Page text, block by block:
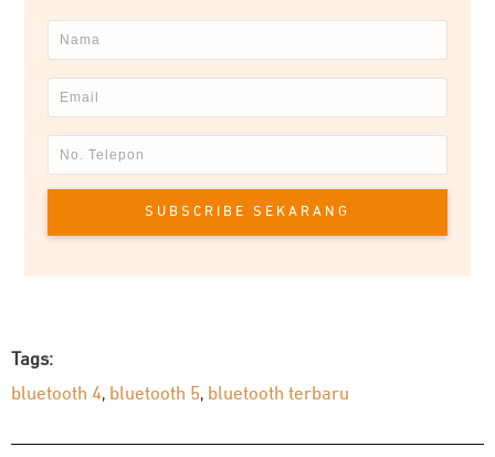
SUBSCRIBE SEKARANG
Tags:
bluetooth 4, bluetooth 5, bluetooth terbaru